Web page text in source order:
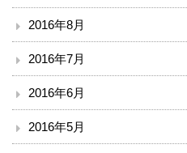
2016年8月
2016年7月
2016年6月
2016年5月